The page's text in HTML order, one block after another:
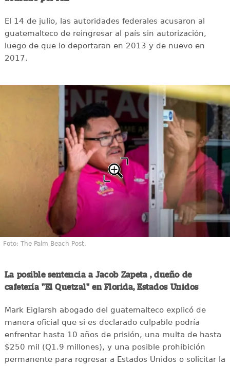
El 14 de julio, las autoridades federales acusaron al
guatemalteco de reingresar al país sin autorización,
luego de que lo deportaran en 2013 y de nuevo en
2017.
Foto: The Palm Beach Post.
La posible sentencia a Jacob Zapeta , dueño de
cafetería "El Quetzal" en Florida, Estados Unidos
Mark Eiglarsh abogado del guatemalteco explicó de
manera oficial que si es declarado culpable podría
enfrentar hasta 10 años de prisión, una multa de hasta
$250 mil (Q1.9 millones), y una posible prohibición
permanente para regresar a Estados Unidos o solicitar la